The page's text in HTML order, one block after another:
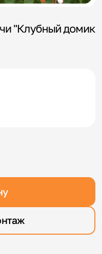
"Клубный домик